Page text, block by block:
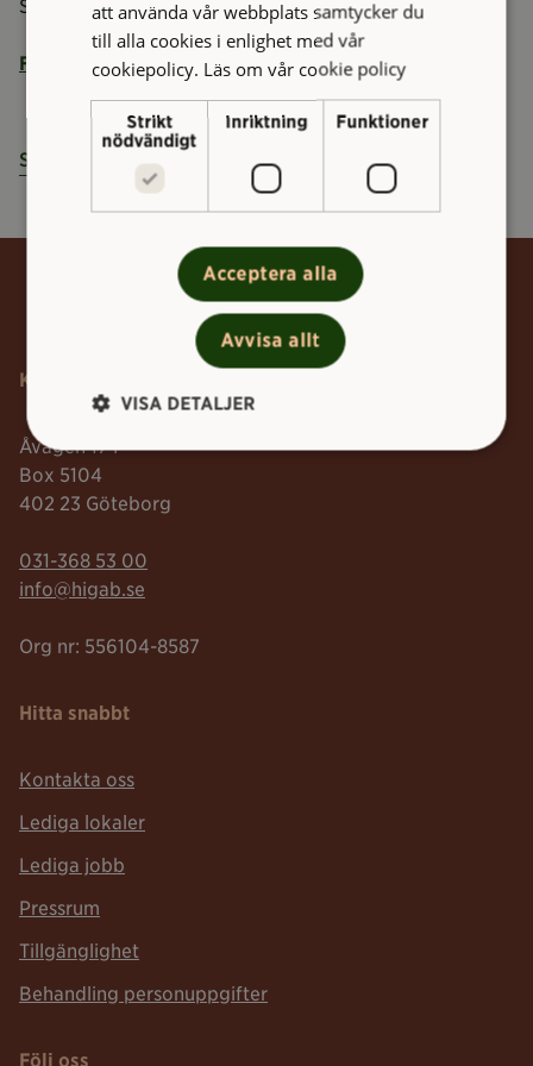
Samtliga arbeten beräknas ta tre veckor vardera.
Fler nyheter!
Start Nyheter Modernisering av hissar
Tillbaka till toppen
Kontakt
Åvägen 17 F
Box 5104
402 23 Göteborg
Telefonnummer:
031-368 53 00
Mailadress:
info@higab.se
Org nr: 556104-8587
Hitta snabbt
Kontakta oss
Lediga lokaler
Lediga jobb
Pressrum
Tillgänglighet
Behandling personuppgifter
Följ oss
att använda vår webbplats samtycker du
till alla cookies i enlighet med vår
cookiepolicy. Läs om vår cookie policy
Strikt
nödvändigt
Inriktning Funktioner
Acceptera alla
Avvisa allt
VISA DETALJER